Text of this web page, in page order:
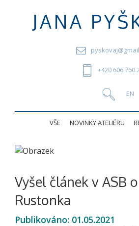
JANA
+420 606 760
VŠE NOVINKY ATELIÉRU
Vyšel článek v ASB
Rustonka
Publikováno: 01.05.2021